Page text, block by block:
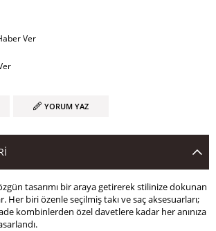
Ver
YORUM YAZ
tasarımı bir araya getirerek stilinize dokunan
Her biri özenle seçilmiş takı ve saç aksesuarları;
kombinlerden özel davetlere kadar her anınıza